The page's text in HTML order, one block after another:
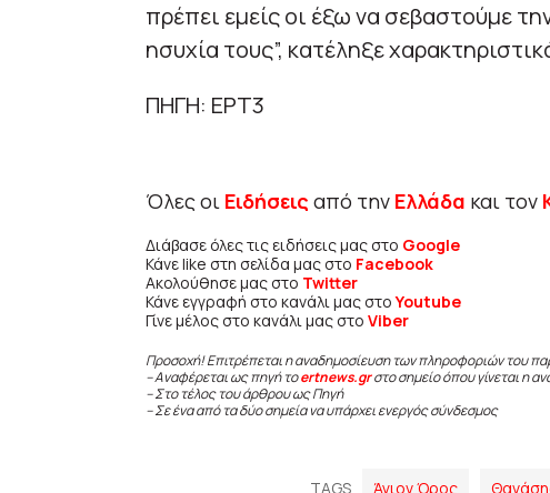
πρέπει εμείς οι έξω να σεβαστούμε
ησυχία τους”, κατέληξε
ΠΗΓΗ: ΕΡΤ3
Όλες οι Ειδήσεις από την Ελλάδα και τον
Διάβασε όλες τις ειδήσεις μας στο Google
Κάνε like στη σελίδα μας στο Facebook
Ακολούθησε μας στο Twitter
Κάνε εγγραφή στο κανάλι μας στοYoutube
Γίνε μέλος στο κανάλι μας στο Viber
Προσοχή! Επιτρέπεται η αναδημοσίευση των πληροφοριών του
– Αναφέρεται ως πηγή τοertnews.gr στο σημείο όπου γίνεται η
– Στο τέλος του άρθρου ως Πηγή
– Σε ένα από τα δύο σημεία να υπάρχει ενεργός σύνδεσμος
TAGS Άγιον Όρος